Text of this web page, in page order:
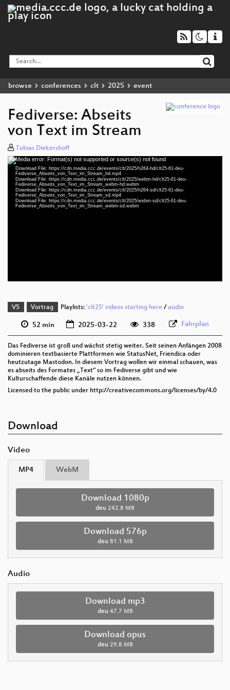
browse conferences clt 2025 event
Fediverse: Abseits
von Text im Stream
Tobias Diekershoff
Video
Player
Media error: Format(s) not supported or source(s) not found
Download File: https://cdn.media.ccc.de/events/clt/2025/h264-hd/clt25-61-deu-
Fediverse_Abseits_von_Text_im_Stream_hd.mp4
Download File: https://cdn.media.ccc.de/events/clt/2025/webm-hd/clt25-61-deu-
Fediverse_Abseits_von_Text_im_Stream_webm-hd.webm
Download File: https://cdn.media.ccc.de/events/clt/2025/h264-sd/clt25-61-deu-
Fediverse_Abseits_von_Text_im_Stream_sd.mp4
Download File: https://cdn.media.ccc.de/events/clt/2025/webm-sd/clt25-61-deu-
Fediverse_Abseits_von_Text_im_Stream_webm-sd.webm
V5 Vortrag Playlists: 'clt25' videos starting here/ audio
52 min 2025-03-22 338 Fahrplan
Das Fediverse ist groß und wächst stetig weiter. Seit seinen Anfängen 2008
dominieren textbasierte Plattformen wie StatusNet, Friendica oder
heutzutage Mastodon. In diesem Vortrag wollen wir einmal schauen, was
es abseits des Formates „Text“ so im Fediverse gibt und wie
Kulturschaffende diese Kanäle nutzen können.
Licensed to the public under http://creativecommons.org/licenses/by/4.0
Download
Video
MP4 WebM
Download 1080p
deu 242.8 MB
Download 576p
deu 81.1 MB
Audio
Download mp3
deu 47.7 MB
Download opus
deu 29.8 MB